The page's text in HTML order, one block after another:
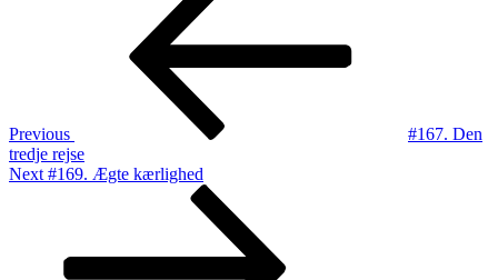
Previous
#167. Den
tredje rejse
Next
Next #169. Ægte kærlighed